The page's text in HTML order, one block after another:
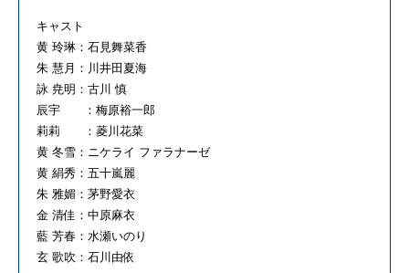
キャスト
黄 玲琳：石見舞菜香
朱 慧月：川井田夏海
詠 尭明：古川 慎
辰宇 ：梅原裕一郎
莉莉 ：菱川花菜
黄 冬雪：ニケライ ファラナーゼ
黄 絹秀：五十嵐麗
朱 雅媚：茅野愛衣
金 清佳：中原麻衣
藍 芳春：水瀬いのり
玄 歌吹：石川由依